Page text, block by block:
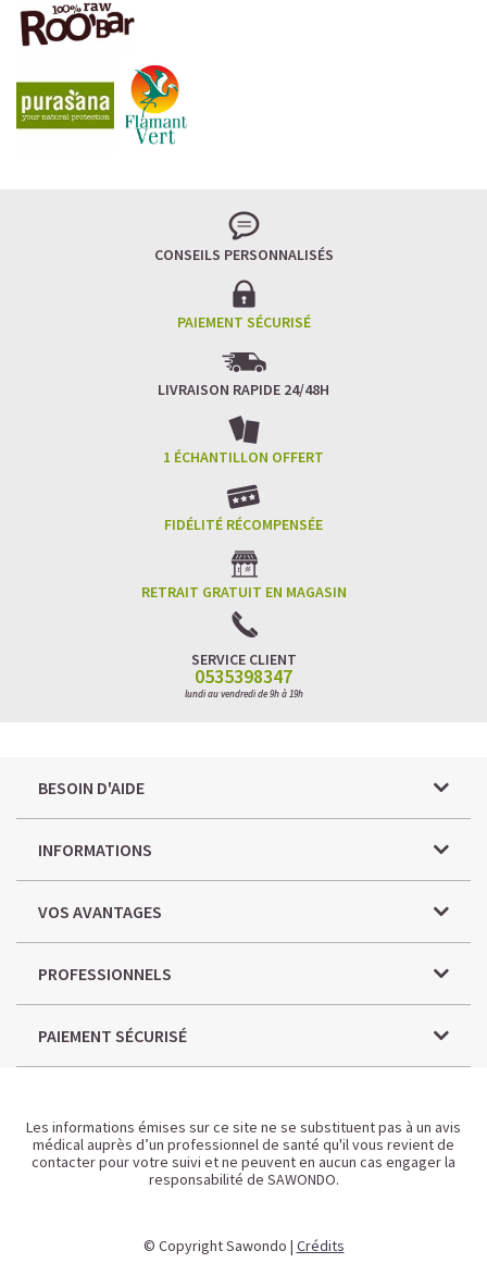
CONSEILS PERSONNALISÉS
PAIEMENT SÉCURISÉ
LIVRAISON RAPIDE 24/48H
1 ÉCHANTILLON OFFERT
FIDÉLITÉ RÉCOMPENSÉE
RETRAIT GRATUIT EN MAGASIN
SERVICE CLIENT
0535398347
lundi au vendredi de 9h à 19h
BESOIN D'AIDE
INFORMATIONS
VOS AVANTAGES
PROFESSIONNELS
PAIEMENT SÉCURISÉ
Les informations émises sur ce site ne se substituent pas à un avis
médical auprès d’un professionnel de santé qu'il vous revient de
contacter pour votre suivi et ne peuvent en aucun cas engager la
responsabilité de SAWONDO.
© Copyright Sawondo | Crédits